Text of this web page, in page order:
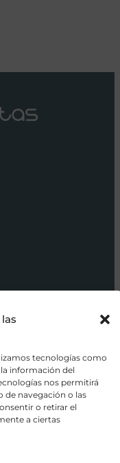
tecnologías como
información del
nos permitirá
navegación o las
o retirar el
a ciertas